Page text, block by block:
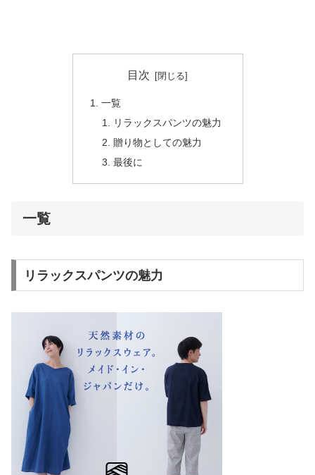
目次
一覧
リラックスパンツの魅力
贈り物としての魅力
最後に
一覧
リラックスパンツの魅力